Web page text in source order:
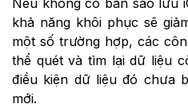
Nếu không có bản sao lưu
khả năng khôi phục sẽ
một số trường hợp, các
thể quét và tìm lại dữ liệu
điều kiện dữ liệu đó chưa
mới.